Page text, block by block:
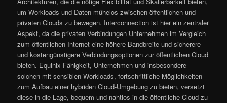
um Workloads und Daten mühelos zwischen öffentlichen und
privaten Clouds zu bewegen. Interconnection ist hier ein zentraler
Aspekt, da die privaten Verbindungen Unternehmen im Vergleich
zum öffentlichen Internet eine höhere Bandbreite und sicherere
und kostengünstigere Verbindungsoptionen zur öffentlichen Cloud
bieten. Equinix Fähigkeit, Unternehmen und insbesondere
solchen mit sensiblen Workloads, fortschrittliche Möglichkeiten
zum Aufbau einer hybriden Cloud-Umgebung zu bieten, versetzt
diese in die Lage, bequem und nahtlos in die öffentliche Cloud zu